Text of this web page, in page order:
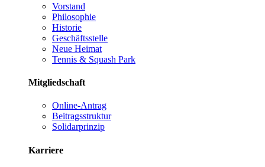
Vorstand
Philosophie
Historie
Geschäftsstelle
Neue Heimat
Tennis & Squash Park
Mitgliedschaft
Online-Antrag
Beitragsstruktur
Solidarprinzip
Karriere